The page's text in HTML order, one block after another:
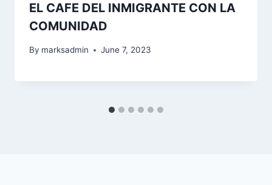
EL CAFE DEL INMIGRANTE CON LA
COMUNIDAD
By marksadmin June 7, 2023